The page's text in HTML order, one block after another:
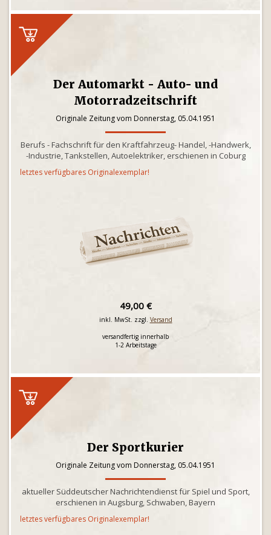
Der Automarkt - Auto- und
Motorradzeitschrift
Originale Zeitung vom Donnerstag, 05.04.1951
Berufs - Fachschrift für den Kraftfahrzeug- Handel, -Handwerk,
-Industrie, Tankstellen, Autoelektriker, erschienen in Coburg
letztes verfügbares Originalexemplar!
49,00 €
inkl. MwSt. zzgl. Versand
versandfertig innerhalb
1-2 Arbeitstage
Der Sportkurier
Originale Zeitung vom Donnerstag, 05.04.1951
aktueller Süddeutscher Nachrichtendienst für Spiel und Sport,
erschienen in Augsburg, Schwaben, Bayern
letztes verfügbares Originalexemplar!